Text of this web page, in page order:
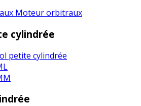
Moteur orbitraux
cylindrée